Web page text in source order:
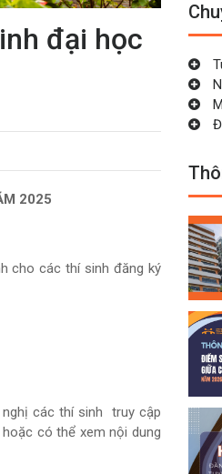
đại học
2025
cho các thí sinh đăng ký
các thí sinh truy cập
có thể xem nội dung